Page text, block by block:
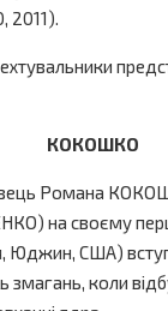
2011).
КОКОШКО
Романа
на своєму
Юджин, США)
коли